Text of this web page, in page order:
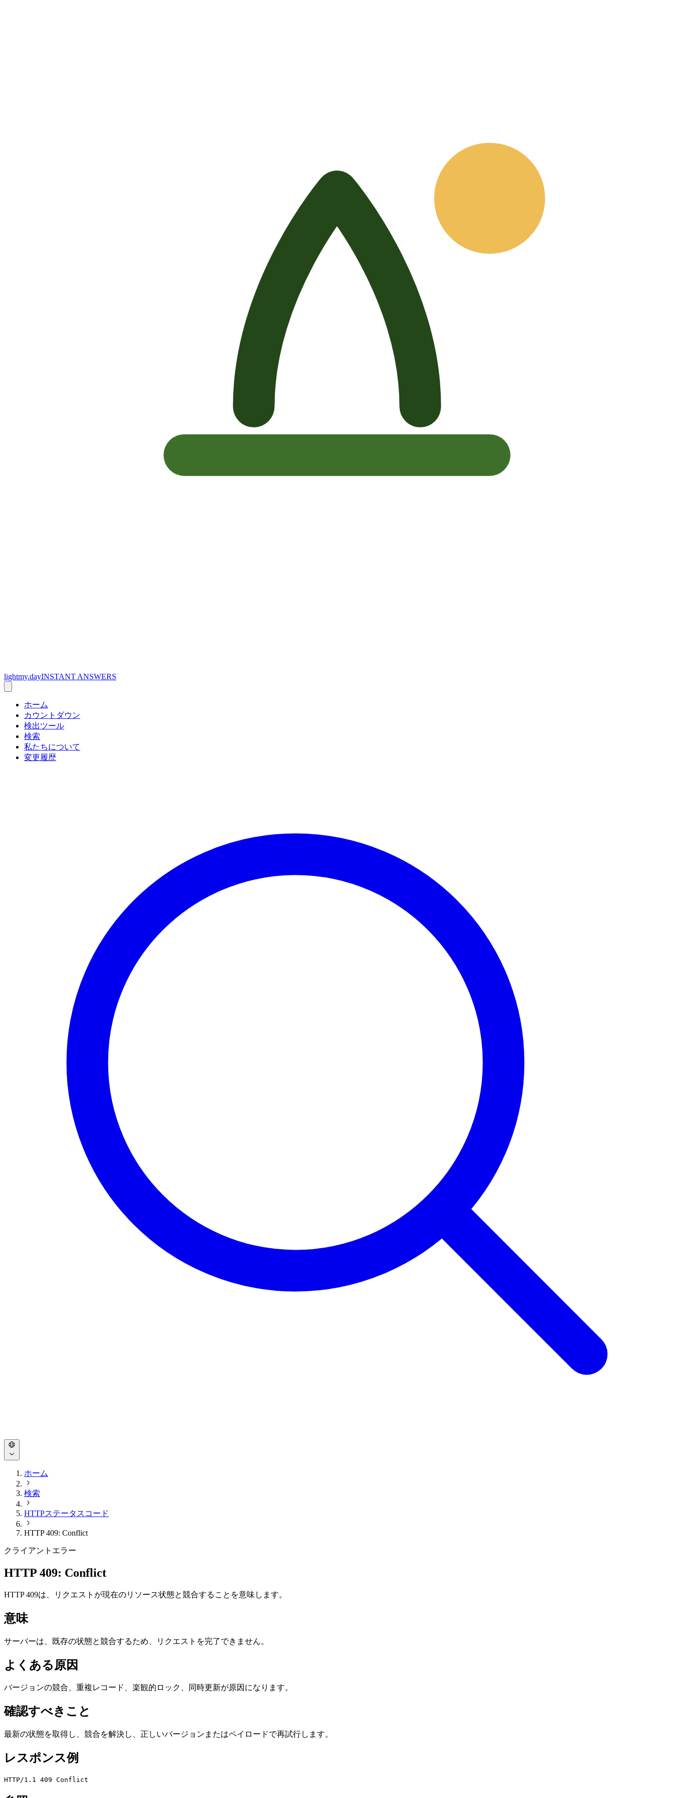
lightmy.dayINSTANT ANSWERS
ホーム
カウントダウン
検出ツール
検索
私たちについて
変更履歴
ホーム
検索
HTTPステータスコード
HTTP 409: Conflict
クライアントエラー
HTTP 409: Conflict
HTTP 409は、リクエストが現在のリソース状態と競合することを意味します。
意味
サーバーは、既存の状態と競合するため、リクエストを完了できません。
よくある原因
バージョンの競合、重複レコード、楽観的ロック、同時更新が原因になります。
確認すべきこと
最新の状態を取得し、競合を解決し、正しいバージョンまたはペイロードで再試行します。
レスポンス例
HTTP/1.1 409 Conflict